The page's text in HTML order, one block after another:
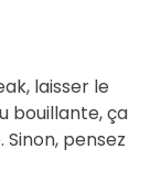
laisser le
bouillante, ça
pensez